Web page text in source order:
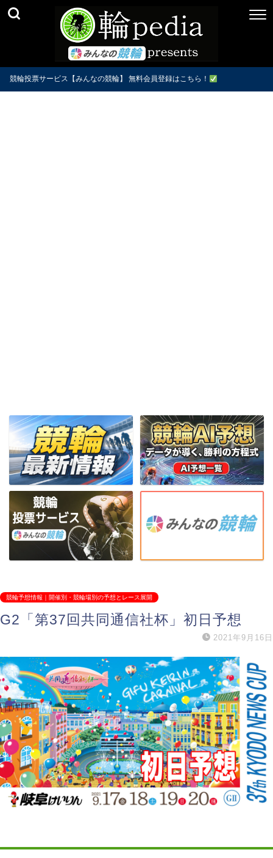
競輪投票サービス【みんなの競輪】 無料会員登録はこちら！
競輪予想情報｜開催別・競輪場別の予想とレース展開
G2「第37回共同通信社杯」初日予想
2021年9月16日